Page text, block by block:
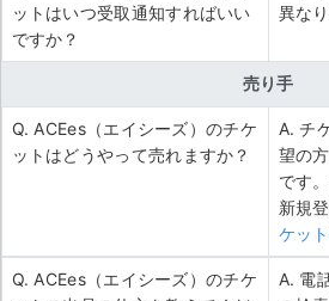
ットはいつ受取通知すればいい
ですか？
異な
売り手
Q. ACEes（エイシーズ）のチケ
ットはどうやって売れますか？
A. チ
望の
です
新規
ケッ
Q. ACEes（エイシーズ）のチケ
A. 電